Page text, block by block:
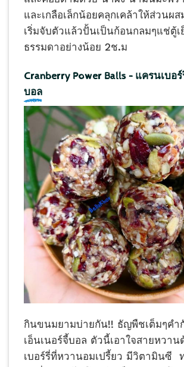
และเกลือเล็กน้อยคลุกเคล้า​ให้ส่วนผ
เริ่มจับตัวแล้วปั้นเป็นก้อนกลมๆแช่ตู้เ
ธรรมดา​อย่างน้อย 2ช.ม
Cranberry Power Balls – แครนเบอ
บอล
กินขนมยามบ่ายกัน!! ธัญพืช​เต็มๆค
เอ็นเนอร์​จี้​บอล ตัวนี้เอาใจสายหวา
เบอร์รี่ที่หวานอมเปรี้ยว มีวิตามินซี